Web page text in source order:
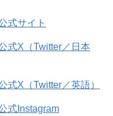
式サイト
式X（Twitter／日本
式X（Twitter／英語）
式Instagram